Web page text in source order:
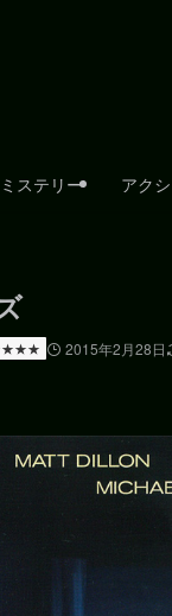
ミステリー アク
2015年2月28日